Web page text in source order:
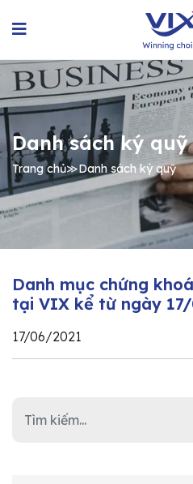
Danh sách ký quỹ
Trang chủ≫Danh sách ký quỹ
Danh mục chứng
tại VIX kể từ ngày
17/06/2021